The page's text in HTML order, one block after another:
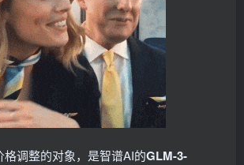
调整的对象，是智谱AI的GLM-3-